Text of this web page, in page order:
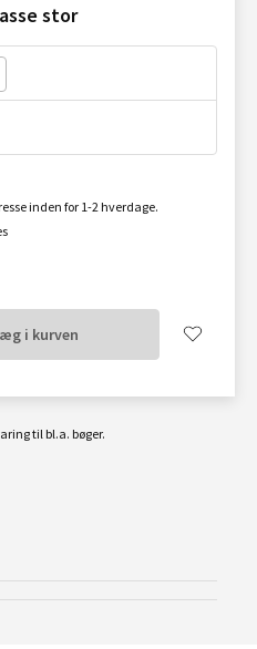
stor
inden for 1-2 hverdage.
i kurven
til bl.a. bøger.